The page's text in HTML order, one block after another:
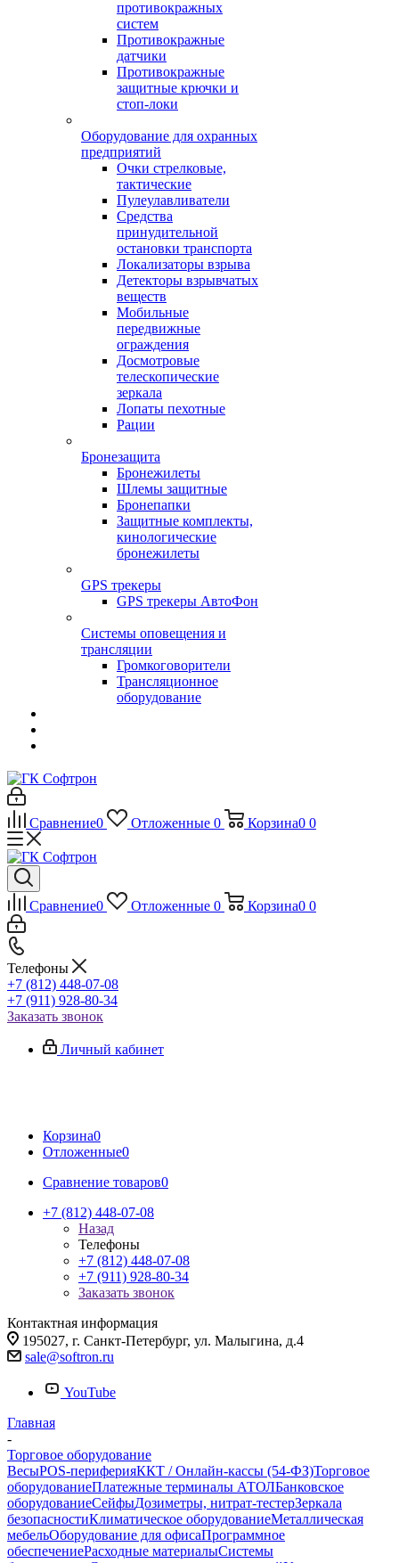
противокражных
систем
Противокражные
датчики
Противокражные
защитные крючки и
стоп-локи
Оборудование для охранных
предприятий
Очки стрелковые,
тактические
Пулеулавливатели
Средства
принудительной
остановки транспорта
Локализаторы взрыва
Детекторы взрывчатых
веществ
Мобильные
передвижные
ограждения
Досмотровые
телескопические
зеркала
Лопаты пехотные
Рации
Бронезащита
Бронежилеты
Шлемы защитные
Бронепапки
Защитные комплекты,
кинологические
бронежилеты
GPS трекеры
GPS трекеры АвтоФон
Системы оповещения и
трансляции
Громкоговорители
Трансляционное
оборудование
Сравнение0 Отложенные 0 Корзина0 0
Сравнение0 Отложенные 0 Корзина0 0
Телефоны
+7 (812) 448-07-08
+7 (911) 928-80-34
Заказать звонок
Личный кабинет
Корзина0
Отложенные0
Сравнение товаров0
+7 (812) 448-07-08
Назад
Телефоны
+7 (812) 448-07-08
+7 (911) 928-80-34
Заказать звонок
Контактная информация
195027, г. Санкт-Петербург, ул. Малыгина, д.4
sale@softron.ru
YouTube
Главная
-
Торговое оборудование
ВесыPOS-периферияККТ / Онлайн-кассы (54-ФЗ)Торговое
оборудованиеПлатежные терминалы АТОЛБанковское
оборудованиеСейфыДозиметры, нитрат-тестерЗеркала
безопасностиКлиматическое оборудованиеМеталлическая
мебельОборудование для офисаПрограммное
обеспечениеРасходные материалыСистемы